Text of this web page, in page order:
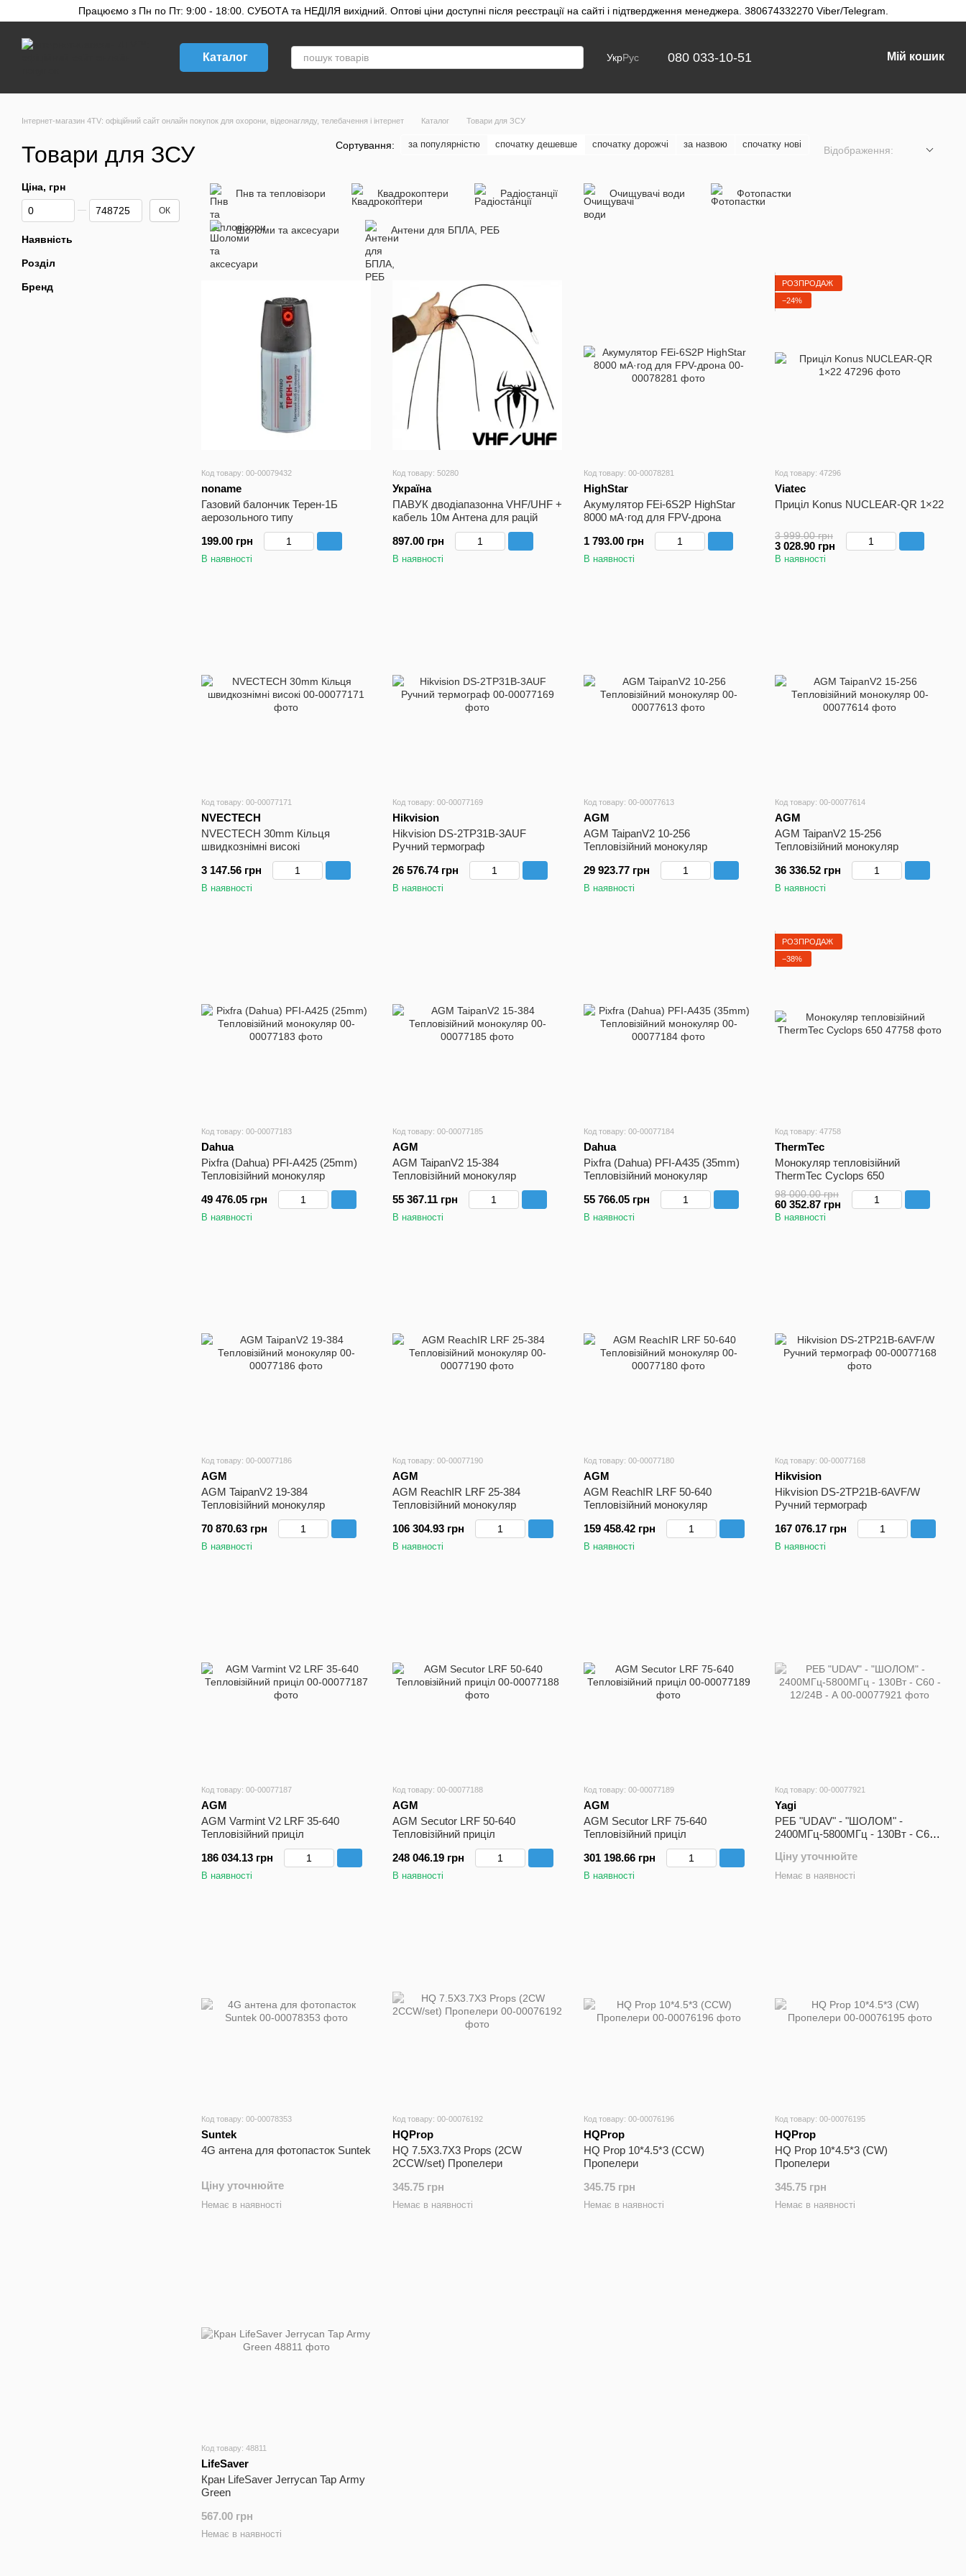
Перейти до основного контенту
Працюємо з Пн по Пт: 9:00 - 18:00. СУБОТА та НЕДІЛЯ вихідний. Оптові ціни доступні після реєстрації на сайті і підтвердження менеджера. 380674332270 Viber/Telegram.
Каталог УкрРус 080 033-10-51 Мій кошик
Інтернет-магазин 4TV: офіційний сайт онлайн покупок для охорони, відеонагляду, телебачення і інтернет Каталог Товари для ЗСУ
Товари для ЗСУ Сортування: за популярністю спочатку дешевше спочатку дорожчі за назвою спочатку нові
Відображення:
Пнв та тепловізори Квадрокоптери Радіостанції Очищувачі води Фотопастки
Шоломи та аксесуари Антени для БПЛА, РЕБ
Код товару: 00-00079432
noname
Газовий балончик Терен-1Б
аерозольного типу
199.00 грн
В наявності
Код товару: 50280
Україна
ПАВУК дводіапазонна VHF/UHF +
кабель 10м Антена для рацій
897.00 грн
В наявності
Код товару: 00-00078281
HighStar
Акумулятор FEi-6S2P HighStar
8000 мА·год для FPV-дрона
1 793.00 грн
В наявності
РОЗПРОДАЖ
−24%
Код товару: 47296
Viatec
Приціл Konus NUCLEAR-QR 1×22
3 999.00 грн
3 028.90 грн
В наявності
Код товару: 00-00077171
NVECTECH
NVECTECH 30mm Кільця
швидкознімні високі
3 147.56 грн
В наявності
Код товару: 00-00077169
Hikvision
Hikvision DS-2TP31B-3AUF
Ручний термограф
26 576.74 грн
В наявності
Код товару: 00-00077613
AGM
AGM TaipanV2 10-256
Тепловізійний монокуляр
29 923.77 грн
В наявності
Код товару: 00-00077614
AGM
AGM TaipanV2 15-256
Тепловізійний монокуляр
36 336.52 грн
В наявності
Код товару: 00-00077183
Dahua
Pixfra (Dahua) PFI-A425 (25mm)
Тепловізійний монокуляр
49 476.05 грн
В наявності
Код товару: 00-00077185
AGM
AGM TaipanV2 15-384
Тепловізійний монокуляр
55 367.11 грн
В наявності
Код товару: 00-00077184
Dahua
Pixfra (Dahua) PFI-A435 (35mm)
Тепловізійний монокуляр
55 766.05 грн
В наявності
РОЗПРОДАЖ
−38%
Код товару: 47758
ThermTec
Монокуляр тепловізійний
ThermTec Cyclops 650
98 000.00 грн
60 352.87 грн
В наявності
Код товару: 00-00077186
AGM
AGM TaipanV2 19-384
Тепловізійний монокуляр
70 870.63 грн
В наявності
Код товару: 00-00077190
AGM
AGM ReachIR LRF 25-384
Тепловізійний монокуляр
106 304.93 грн
В наявності
Код товару: 00-00077180
AGM
AGM ReachIR LRF 50-640
Тепловізійний монокуляр
159 458.42 грн
В наявності
Код товару: 00-00077168
Hikvision
Hikvision DS-2TP21B-6AVF/W
Ручний термограф
167 076.17 грн
В наявності
Код товару: 00-00077187
AGM
AGM Varmint V2 LRF 35-640
Тепловізійний приціл
186 034.13 грн
В наявності
Код товару: 00-00077188
AGM
AGM Secutor LRF 50-640
Тепловізійний приціл
248 046.19 грн
В наявності
Код товару: 00-00077189
AGM
AGM Secutor LRF 75-640
Тепловізійний приціл
301 198.66 грн
В наявності
Код товару: 00-00077921
Yagi
РЕБ "UDAV" - "ШОЛОМ" -
2400МГц-5800МГц - 130Вт - С60 -
Ціну уточнюйте
Немає в наявності
Код товару: 00-00078353
Suntek
4G антена для фотопасток Suntek
Ціну уточнюйте
Немає в наявності
Код товару: 00-00076192
HQProp
HQ 7.5X3.7X3 Props (2CW
2CCW/set) Пропелери
345.75 грн
Немає в наявності
Код товару: 00-00076196
HQProp
HQ Prop 10*4.5*3 (CCW)
Пропелери
345.75 грн
Немає в наявності
Код товару: 00-00076195
HQProp
HQ Prop 10*4.5*3 (CW)
Пропелери
345.75 грн
Немає в наявності
Код товару: 48811
LifeSaver
Кран LifeSaver Jerrycan Tap Army
Green
567.00 грн
Немає в наявності
Ціна, грн
Від Ціна, грн
До Ціна, грн ОК
Наявність
Розділ
Бренд